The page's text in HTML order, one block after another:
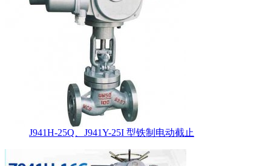
J941H-25Q、J941Y-25I 型铁制电动截止